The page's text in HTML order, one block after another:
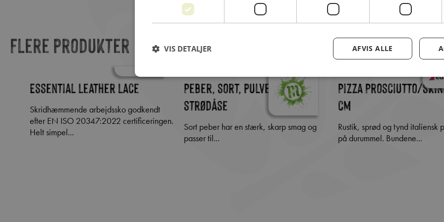
Flere produkter
Essential Leather Lace
Skridhæmmende arbejdssko godkendt
efter EN ISO 20347:2022 certificeringen.
Helt simpel...
Peber, sort, pulver, 500 gr.,
strødåse
Sort peber har en stærk, skarp smag og
passer til...
Pizza Prosciutto/
cm
Rustik, sprød og tynd italiensk pizza bagt
på durummel. Bundene...
AFVIS ALLE
VIS DETALJER